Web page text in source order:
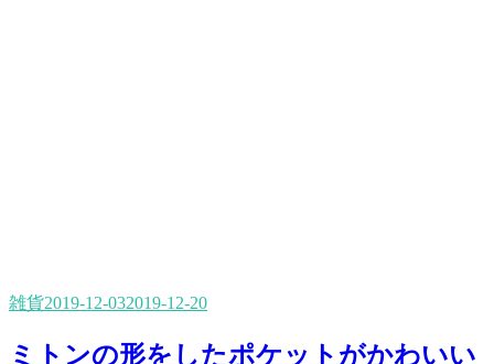
雑貨2019-12-032019-12-20
ミトンの形をしたポケットがかわいい